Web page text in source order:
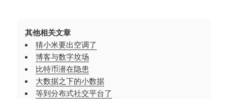
其他相关文章
猜小米要出空调了
博客与数字坟场
比特币潜在隐患
大数据之下的小数据
等到分布式社交平台了